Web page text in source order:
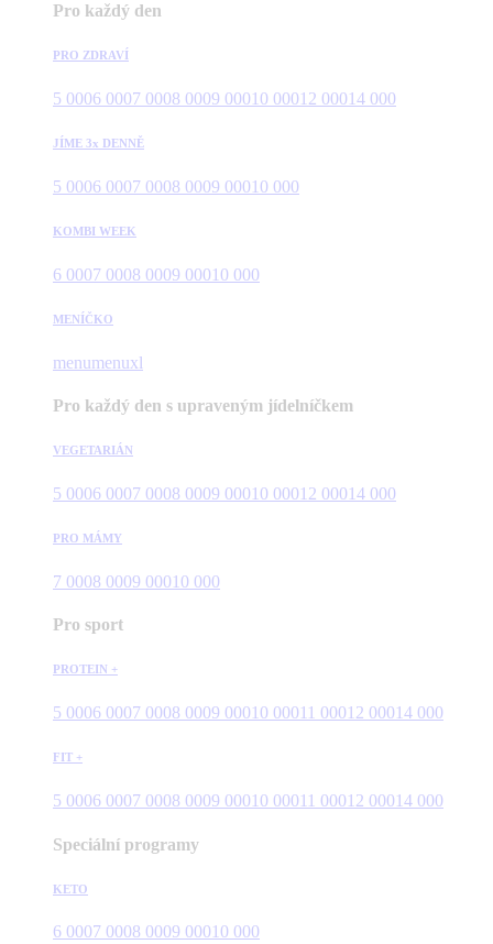
Pro každý den
PRO ZDRAVÍ
5 0006 0007 0008 0009 00010 00012 00014 000
JÍME 3x DENNĚ
5 0006 0007 0008 0009 00010 000
KOMBI WEEK
6 0007 0008 0009 00010 000
MENÍČKO
menumenuxl
Pro každý den s upraveným jídelníčkem
VEGETARIÁN
5 0006 0007 0008 0009 00010 00012 00014 000
PRO MÁMY
7 0008 0009 00010 000
Pro sport
PROTEIN +
5 0006 0007 0008 0009 00010 00011 00012 00014 000
FIT +
5 0006 0007 0008 0009 00010 00011 00012 00014 000
Speciální programy
KETO
6 0007 0008 0009 00010 000